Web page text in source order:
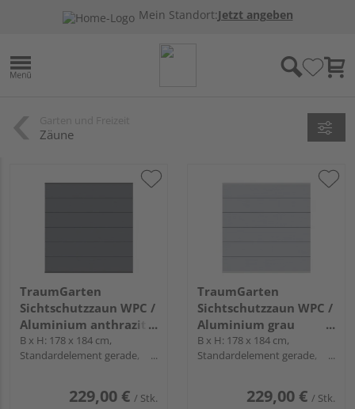
Mein Standort:Jetzt angeben
Zäune
TraumGarten
Sichtschutzzaun WPC /
Aluminium anthrazit
"SYSTEM WPC XL"
B x H: 178 x 184 cm,
Standardelement gerade,
229,00 € / Stk.
TraumGarten
Sichtschutzzaun WPC /
Aluminium grau
"SYSTEM WPC XL"
B x H: 178 x 184 cm,
Standardelement gerade,
229,00 € / Stk.